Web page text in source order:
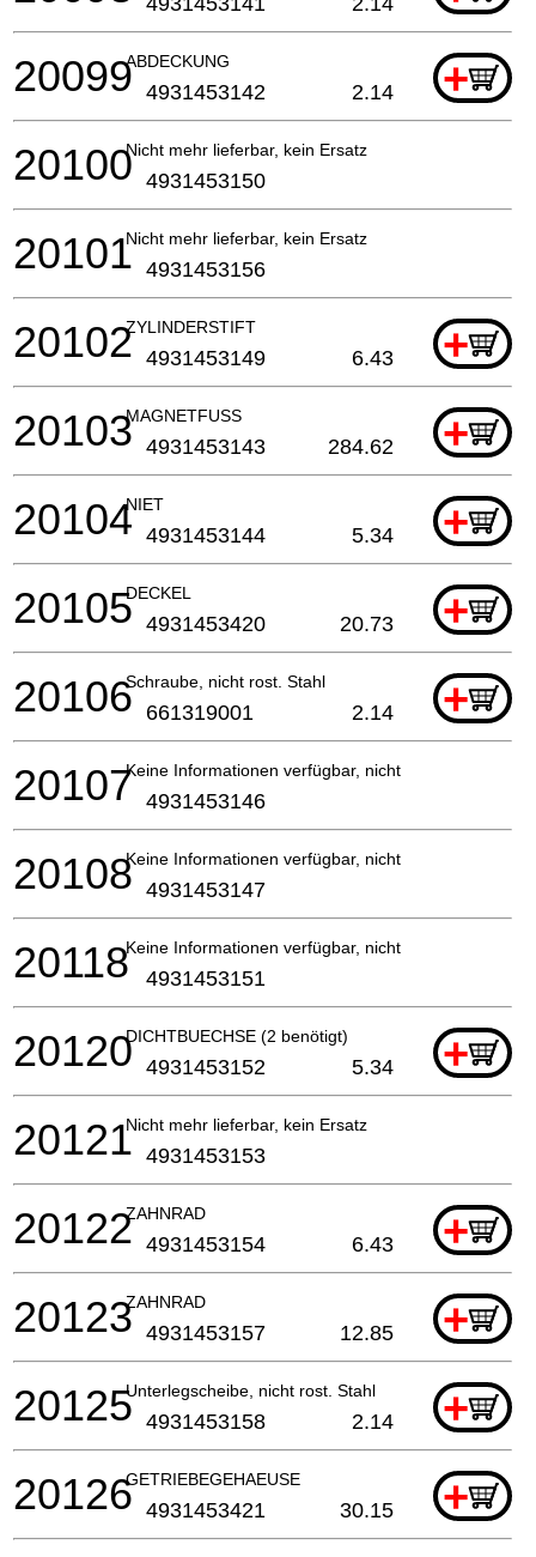
ABDECKUNG +
20099 4931453142 2.14
Nicht mehr lieferbar, kein Ersatz
20100 4931453150
Nicht mehr lieferbar, kein Ersatz
20101 4931453156
ZYLINDERSTIFT +
20102 4931453149 6.43
MAGNETFUSS +
20103 4931453143 284.62
NIET +
20104 4931453144 5.34
DECKEL +
20105 4931453420 20.73
Schraube, nicht rost. Stahl +
20106 661319001 2.14
Keine Informationen verfügbar, nicht bestellbar
20107 4931453146
Keine Informationen verfügbar, nicht bestellbar
20108 4931453147
Keine Informationen verfügbar, nicht bestellbar
20118 4931453151
DICHTBUECHSE (2 benötigt) +
20120 4931453152 5.34
Nicht mehr lieferbar, kein Ersatz
20121 4931453153
ZAHNRAD +
20122 4931453154 6.43
ZAHNRAD +
20123 4931453157 12.85
Unterlegscheibe, nicht rost. Stahl +
20125 4931453158 2.14
GETRIEBEGEHAEUSE +
20126 4931453421 30.15